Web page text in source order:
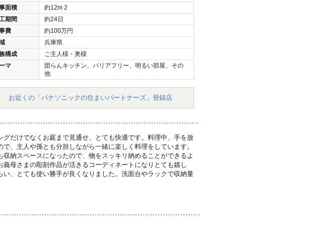
面積
約12m 2
期間
約24日
費
約100万円
兵庫県
構成
ご主人様・奥様
マ
団らんキッチン、バリアフリー、明るい部屋、その
他
お近くの「パナソニックの住まいパートナーズ」登録店
だけでなくお庭まで見通せ、とても快適です。料理中、手を放
、主人や孫とも分担しながら一緒に楽しく料理をしています。
納スペースになったので、物をスッキリ納めることができるよ
母さまの彫刻作品が活きるコーディネートになりとても嬉し
、とても使い勝手が良くなりました。洗面台やラックで収納量